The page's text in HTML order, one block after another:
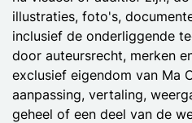
illustraties, foto's,
inclusief de onderliggende
door auteursrecht, merken
exclusief eigendom van Ma
aanpassing, vertaling,
geheel of een deel van de